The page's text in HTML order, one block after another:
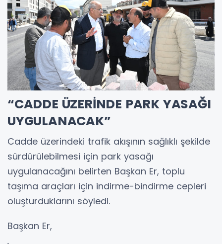
“CADDE ÜZERİNDE PARK YASAĞI
UYGULANACAK”
Cadde üzerindeki trafik akışının sağlıklı şekilde
sürdürülebilmesi için park yasağı
uygulanacağını belirten Başkan Er, toplu
taşıma araçları için indirme-bindirme cepleri
oluşturduklarını söyledi.
Başkan Er,